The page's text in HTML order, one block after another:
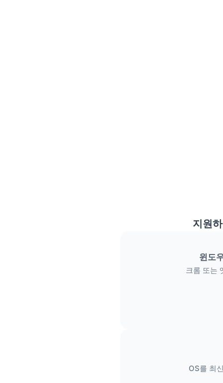
지원
윈도
크롬 또는
OS를 최